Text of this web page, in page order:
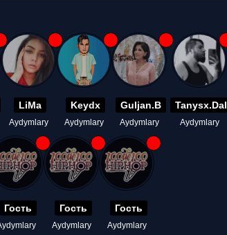
LiMa
Aydymlary
Keydx
Aydymlary
Guljan.B
Aydymlary
Tanysx.Dal
Aydymlary
Гость Гость
Aydymlary
Гость
Aydymlary